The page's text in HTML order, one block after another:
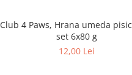
Club 4 Paws, Hrana umeda
set 6x80 g
12,00 Lei